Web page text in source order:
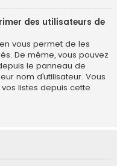
des utilisateurs de
vous permet de les
De même, vous pouvez
le panneau de
nom d’utilisateur. Vous
listes depuis cette